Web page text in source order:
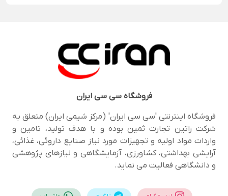
فروشگاهسی سی ایران
فروشگاه اینترنتی 'سی سی ایران' (مرکز شیمی ایران) متعلق به
شرکت راتین تجارت ثمین بوده و با هدف تولید، تامین و
واردات مواد اولیه و تجهیزات مورد نیاز صنایع داروئی، غذائی،
آرایشی بهداشتی، کشاورزی، آزمایشگاهی و نیازهای پژوهشی
و دانشگاهی فعالیت می نماید.